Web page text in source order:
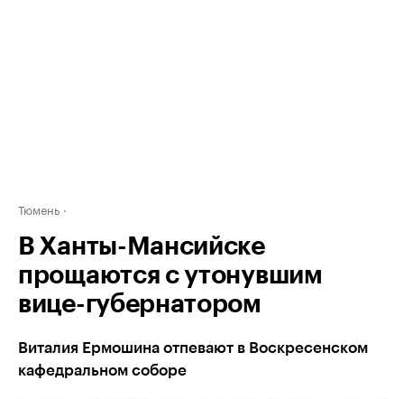
Тюмень
В Ханты-Мансийске
прощаются с утонувшим
вице-губернатором
Виталия Ермошина отпевают в Воскресенском
кафедральном соборе